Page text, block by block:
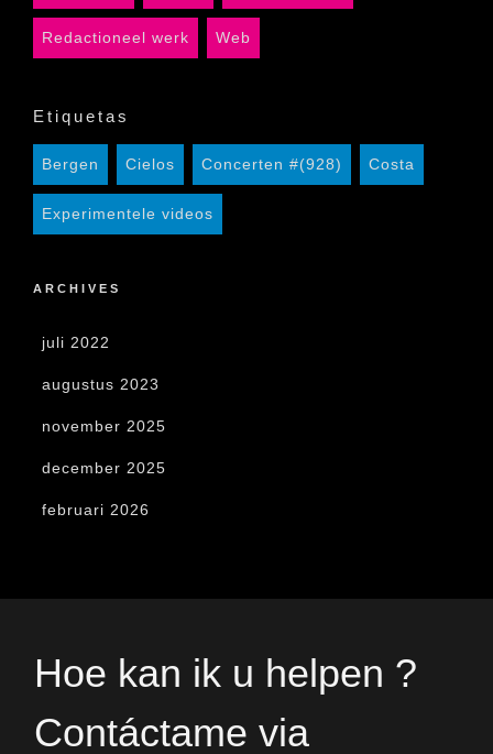
Redactioneel werk Web
Etiquetas
Bergen Cielos Concerten #(928) Costa
Experimentele videos
ARCHIVES
juli 2022
augustus 2023
november 2025
december 2025
februari 2026
Hoe kan ik u helpen ?
Contáctame via